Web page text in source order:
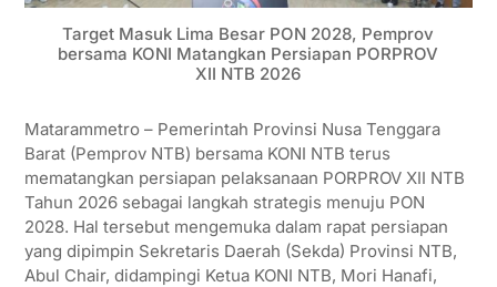
Target Masuk Lima Besar PON 2028, Pemprov
bersama KONI Matangkan Persiapan PORPROV
XII NTB 2026
Matarammetro – Pemerintah Provinsi Nusa Tenggara
Barat (Pemprov NTB) bersama KONI NTB terus
mematangkan persiapan pelaksanaan PORPROV XII NTB
Tahun 2026 sebagai langkah strategis menuju PON
2028. Hal tersebut mengemuka dalam rapat persiapan
yang dipimpin Sekretaris Daerah (Sekda) Provinsi NTB,
Abul Chair, didampingi Ketua KONI NTB, Mori Hanafi,